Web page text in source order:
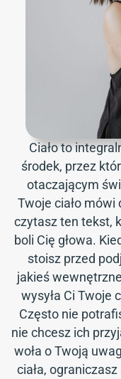
Ciało to
środek, przez
otaczającym
Twoje ciało mówi
czytasz ten tekst,
boli Cię głowa.
stoisz przed
jakieś
wysyła Ci Twoje
Często nie
nie chcesz ich
woła o Twoją
ciała,